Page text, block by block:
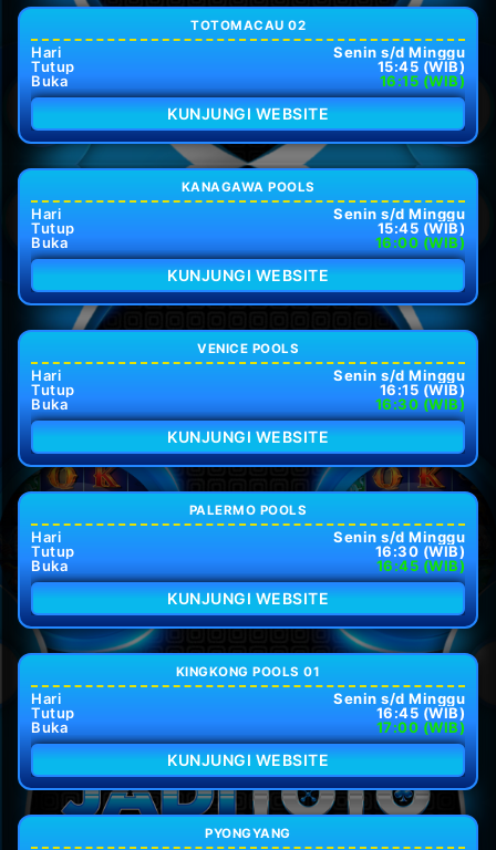
TOTOMACAU 02
Hari
Senin s/d Minggu
Tutup
15:45 (WIB)
Buka
16:15 (WIB)
KUNJUNGI WEBSITE
KANAGAWA POOLS
Hari
Senin s/d Minggu
Tutup
15:45 (WIB)
Buka
16:00 (WIB)
KUNJUNGI WEBSITE
VENICE POOLS
Hari
Senin s/d Minggu
Tutup
16:15 (WIB)
Buka
16:30 (WIB)
KUNJUNGI WEBSITE
PALERMO POOLS
Hari
Senin s/d Minggu
Tutup
16:30 (WIB)
Buka
16:45 (WIB)
KUNJUNGI WEBSITE
KINGKONG POOLS 01
Hari
Senin s/d Minggu
Tutup
16:45 (WIB)
Buka
17:00 (WIB)
KUNJUNGI WEBSITE
PYONGYANG